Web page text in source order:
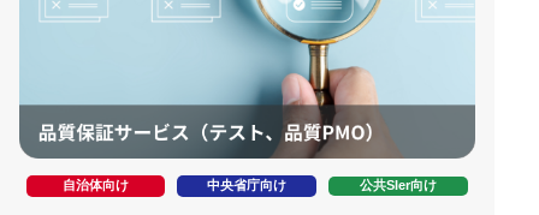
自治体向け 中央省庁向け 公共SIer向け